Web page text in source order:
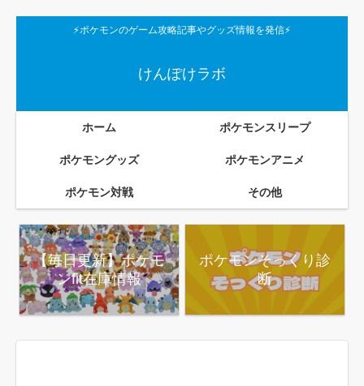
⚡ポケモンのゲーム攻略記事やグッズ情報を発信⚡
けんぽけラボ
ホーム ポケモンスリープ
ポケモングッズ ポケモンアニメ
ポケモン対戦 その他
【毎日更新】ポケモ
ンfit在庫情報
ポケモンそっくり診
断